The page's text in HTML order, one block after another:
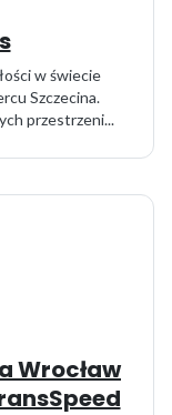
w świecie
Szczecina.
przestrzeni...
Wrocław